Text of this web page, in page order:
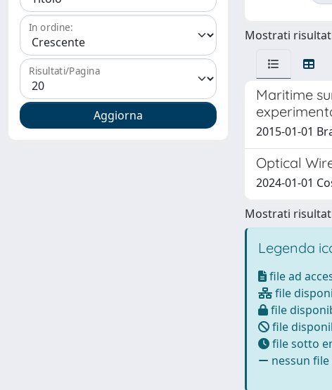
In ordine:
Risultati/Pagina
Mostrati
Maritime
2015-01-01
Optical
2024-01-01
Mostrati
Legenda
file ad
file
file
file
file sotto
nessun